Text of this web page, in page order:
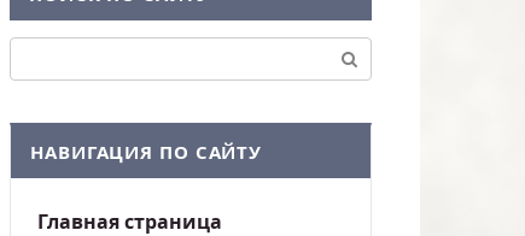
НАВИГАЦИЯ ПО САЙТУ
Главная страница